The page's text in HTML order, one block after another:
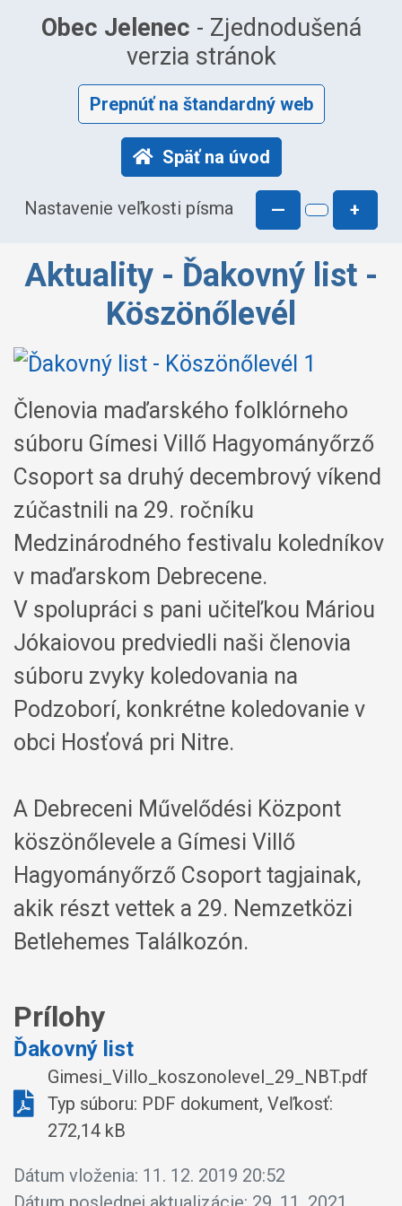
Obec Jelenec - Zjednodušená
verzia stránok
Prepnúť na štandardný web
Späť na úvod
Nastavenie veľkosti písma — +
Aktuality - Ďakovný list -
Köszönőlevél
Členovia maďarského folklórneho
súboru Gímesi Villő Hagyományőrző
Csoport sa druhý decembrový víkend
zúčastnili na 29. ročníku
Medzinárodného festivalu koledníkov
v maďarskom Debrecene.
V spolupráci s pani učiteľkou Máriou
Jókaiovou predviedli naši členovia
súboru zvyky koledovania na
Podzoborí, konkrétne koledovanie v
obci Hosťová pri Nitre.
A Debreceni Művelődési Központ
köszönőlevele a Gímesi Villő
Hagyományőrző Csoport tagjainak,
akik részt vettek a 29. Nemzetközi
Betlehemes Találkozón.
Prílohy
Ďakovný list
Gimesi_Villo_koszonolevel_29_NBT.pdf
Typ súboru: PDF dokument, Veľkosť:
272,14 kB
Dátum vloženia: 11. 12. 2019 20:52